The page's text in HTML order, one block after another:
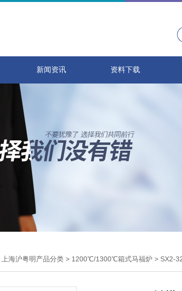
新闻资讯 资料下载
上海沪粤明产品分类 > 1200℃/1300℃箱式马福炉 > SX2-